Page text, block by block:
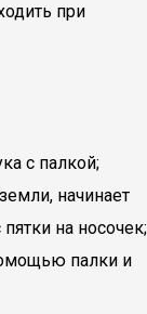
при
с палкой;
начинает
на носочек;
палки и